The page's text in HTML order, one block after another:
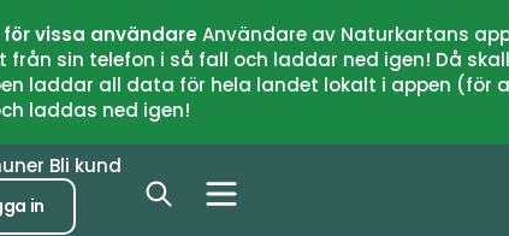
vissa användareAnvändare av Naturkartans
sin telefon i så fall och laddar ned igen! Då
laddar all data för hela landet lokalt i appen
laddas ned igen!
Bli kund
in